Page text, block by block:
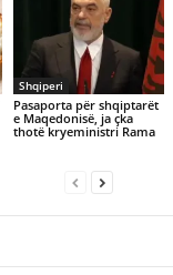
Shqiperi
Pasaporta për shqiptarët
e Maqedonisë, ja çka
thotë kryeministri Rama